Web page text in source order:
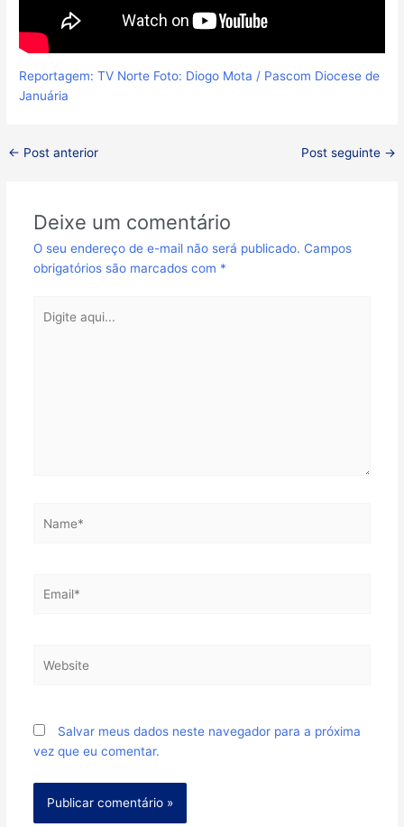
Reportagem: TV Norte Foto: Diogo Mota / Pascom Diocese de
Januária
← Post anterior Post seguinte →
Deixe um comentário
O seu endereço de e-mail não será publicado. Campos
obrigatórios são marcados com *
aqui...
Salvar meus dados neste navegador para a próxima
vez que eu comentar.